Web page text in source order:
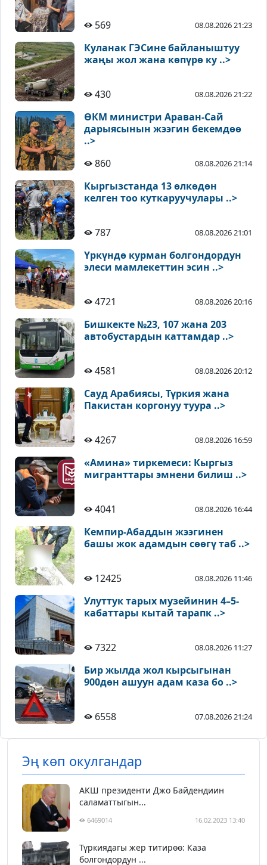
569 08.08.2026 21:23
Куланак ГЭСине байланыштуу
жаңы жол жана көпүрө ку ..>
430 08.08.2026 21:22
ӨКМ министри Араван-Сай
дарыясынын жээгин бекемдөө
..>
860
08.08.2026 21:14
Кыргызстанда 13 өлкөдөн
келген тоо куткаруучулары ..>
787 08.08.2026 21:01
Үркүндө курман болгондордун
элеси мамлекеттин эсин ..>
4721 08.08.2026 20:16
Бишкекте №23, 107 жана 203
автобустардын каттамдар ..>
4581 08.08.2026 20:12
Сауд Арабиясы, Түркия жана
Пакистан коргонуу туура ..>
4267 08.08.2026 16:59
«Амина» тиркемеси: Кыргыз
мигранттары эмнени билиш ..>
4041 08.08.2026 16:44
Кемпир-Абаддын жээгинен
башы жок адамдын сөөгү таб ..>
12425 08.08.2026 11:46
Улуттук тарых музейинин 4–5-
кабаттары кытай тарапк ..>
7322 08.08.2026 11:27
Бир жылда жол кырсыгынан
900дөн ашуун адам каза бо ..>
6558 07.08.2026 21:24
Эң көп окулгандар
АКШ президенти Джо Байдендиин
саламаттыгын...
6469014 16.02.2023 13:40
Түркиядагы жер титирөө: Каза
болгондордун ...